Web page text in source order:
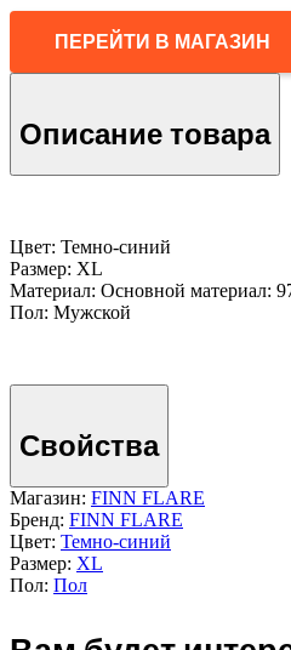
ПЕРЕЙТИ В МАГАЗИН
Описание товара
Цвет: Темно-cиний
Размер: XL
Материал: Основной материал:
Пол: Мужской
Свойства
Магазин: FINN FLARE
Бренд: FINN FLARE
Цвет: Темно-cиний
Размер: XL
Пол: Пол